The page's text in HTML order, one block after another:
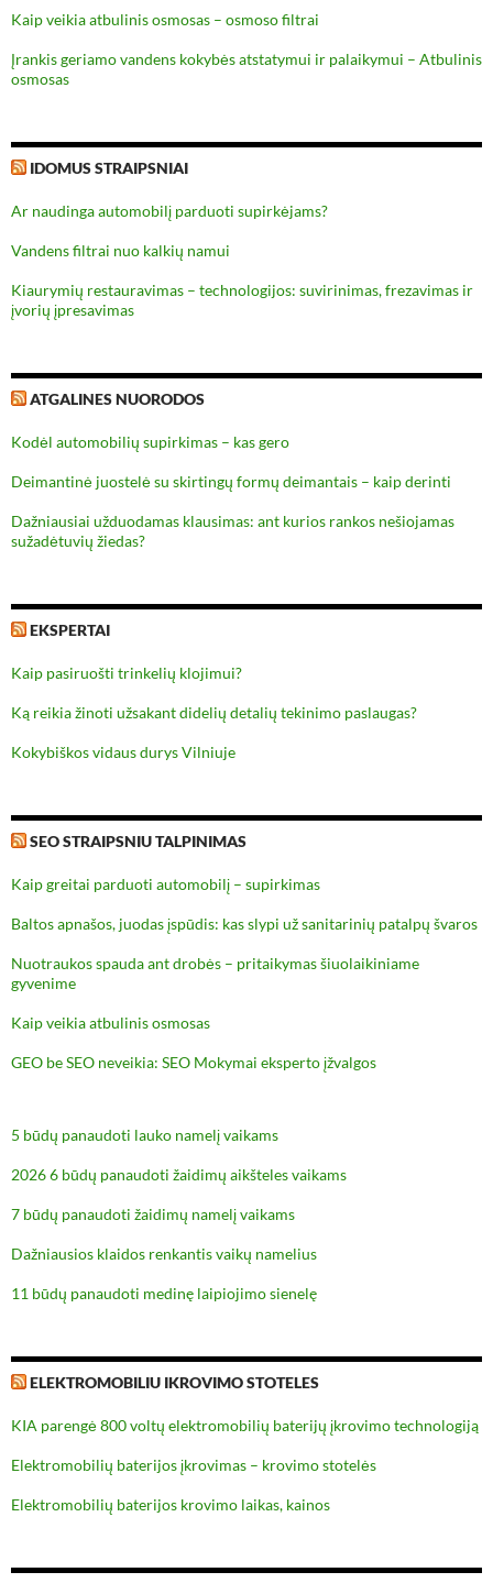
Kaip veikia atbulinis osmosas – osmoso filtrai
Įrankis geriamo vandens kokybės atstatymui ir palaikymui – Atbulinis
osmosas
IDOMUS STRAIPSNIAI
Ar naudinga automobilį parduoti supirkėjams?
Vandens filtrai nuo kalkių namui
Kiaurymių restauravimas – technologijos: suvirinimas, frezavimas ir
įvorių įpresavimas
ATGALINES NUORODOS
Kodėl automobilių supirkimas – kas gero
Deimantinė juostelė su skirtingų formų deimantais – kaip derinti
Dažniausiai užduodamas klausimas: ant kurios rankos nešiojamas
sužadėtuvių žiedas?
EKSPERTAI
Kaip pasiruošti trinkelių klojimui?
Ką reikia žinoti užsakant didelių detalių tekinimo paslaugas?
Kokybiškos vidaus durys Vilniuje
SEO STRAIPSNIU TALPINIMAS
Kaip greitai parduoti automobilį – supirkimas
Baltos apnašos, juodas įspūdis: kas slypi už sanitarinių patalpų švaros
Nuotraukos spauda ant drobės – pritaikymas šiuolaikiniame
gyvenime
Kaip veikia atbulinis osmosas
GEO be SEO neveikia: SEO Mokymai eksperto įžvalgos
5 būdų panaudoti lauko namelį vaikams
2026 6 būdų panaudoti žaidimų aikšteles vaikams
7 būdų panaudoti žaidimų namelį vaikams
Dažniausios klaidos renkantis vaikų namelius
11 būdų panaudoti medinę laipiojimo sienelę
ELEKTROMOBILIU IKROVIMO STOTELES
KIA parengė 800 voltų elektromobilių baterijų įkrovimo technologiją
Elektromobilių baterijos įkrovimas – krovimo stotelės
Elektromobilių baterijos krovimo laikas, kainos